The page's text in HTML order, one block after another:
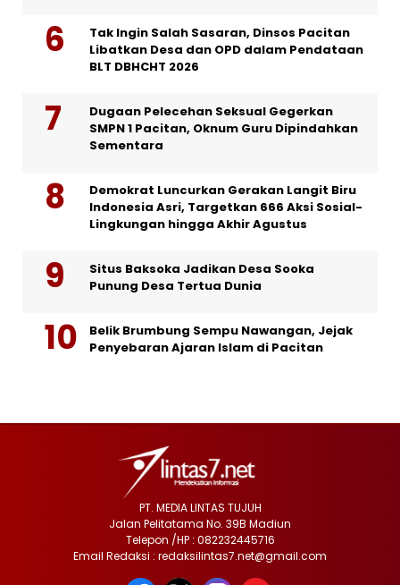
Tak Ingin Salah Sasaran, Dinsos Pacitan
Libatkan Desa dan OPD dalam Pendataan
BLT DBHCHT 2026
Dugaan Pelecehan Seksual Gegerkan
SMPN 1 Pacitan, Oknum Guru Dipindahkan
Sementara
Demokrat Luncurkan Gerakan Langit Biru
Indonesia Asri, Targetkan 666 Aksi Sosial-
Lingkungan hingga Akhir Agustus
Situs Baksoka Jadikan Desa Sooka
Punung Desa Tertua Dunia
Belik Brumbung Sempu Nawangan, Jejak
Penyebaran Ajaran Islam di Pacitan
PT. MEDIA LINTAS TUJUH
Jalan Pelitatama No. 39B Madiun
Telepon /HP : 082232445716
Email Redaksi : redaksilintas7.net@gmail.com